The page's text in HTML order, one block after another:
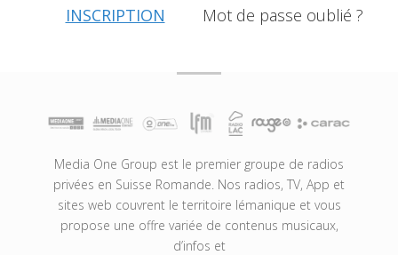
INSCRIPTION Mot de passe oublié ?
Media One Group est le premier groupe de radios
privées en Suisse Romande. Nos radios, TV, App et
sites web couvrent le territoire lémanique et vous
propose une offre variée de contenus musicaux,
d’infos et